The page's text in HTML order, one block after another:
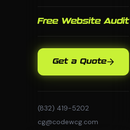
Free Website Audit
Get a Quote
(832) 419-5202
cg@codewcg.com